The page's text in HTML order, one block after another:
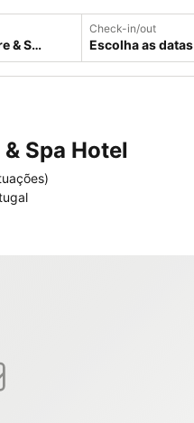
Check-in/out
Escolha as datas
Spa Hotel
)